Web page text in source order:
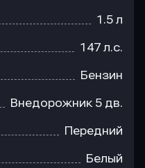
1.5 л
147 л.с.
Бензин
Внедорожник 5 дв.
Передний
Белый